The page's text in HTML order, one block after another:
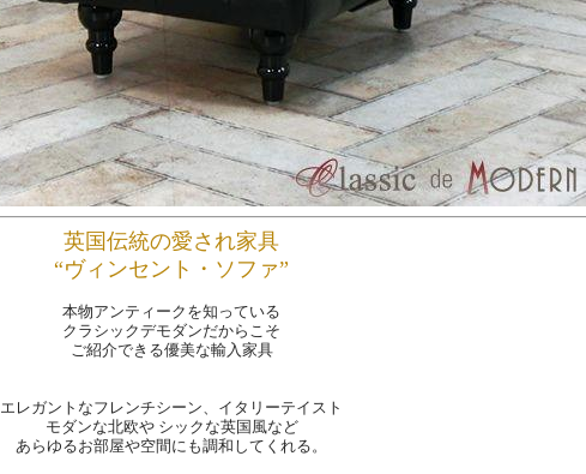
英国伝統の愛され家具
“ヴィンセント・ソファ”
本物アンティークを知っている
クラシックデモダンだからこそ
ご紹介できる優美な輸入家具
エレガントなフレンチシーン、イタリーテイスト
モダンな北欧や シックな英国風など
あらゆるお部屋や空間にも調和してくれる。